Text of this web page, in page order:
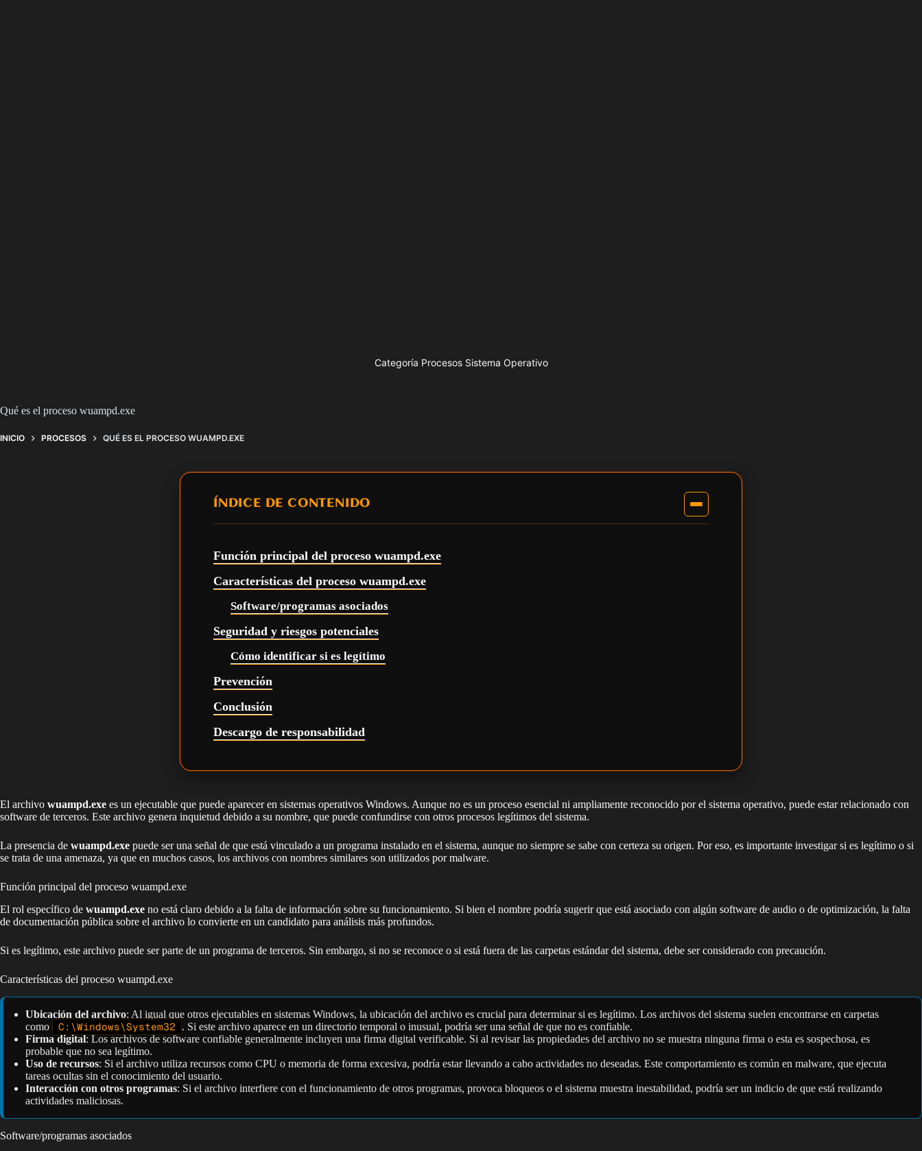
Categoría Procesos Sistema Operativo
Qué es el proceso wuampd.exe
INICIO PROCESOS QUÉ ES EL PROCESO WUAMPD.EXE
ÍNDICE DE CONTENIDO
Función principal del proceso wuampd.exe
Características del proceso wuampd.exe
Software/programas asociados
Seguridad y riesgos potenciales
Cómo identificar si es legítimo
Prevención
Conclusión
Descargo de responsabilidad
El archivo wuampd.exe es un ejecutable que puede aparecer en sistemas operativos Windows. Aunque no es un proceso esencial ni ampliamente reconocido por el sistema operativo, puede estar relacionado con
software de terceros. Este archivo genera inquietud debido a su nombre, que puede confundirse con otros procesos legítimos del sistema.
La presencia de wuampd.exe puede ser una señal de que está vinculado a un programa instalado en el sistema, aunque no siempre se sabe con certeza su origen. Por eso, es importante investigar si es legítimo o si
se trata de una amenaza, ya que en muchos casos, los archivos con nombres similares son utilizados por malware.
Función principal del proceso wuampd.exe
El rol específico de wuampd.exe no está claro debido a la falta de información sobre su funcionamiento. Si bien el nombre podría sugerir que está asociado con algún software de audio o de optimización, la falta
de documentación pública sobre el archivo lo convierte en un candidato para análisis más profundos.
Si es legítimo, este archivo puede ser parte de un programa de terceros. Sin embargo, si no se reconoce o si está fuera de las carpetas estándar del sistema, debe ser considerado con precaución.
Características del proceso wuampd.exe
Ubicación del archivo: Al igual que otros ejecutables en sistemas Windows, la ubicación del archivo es crucial para determinar si es legítimo. Los archivos del sistema suelen encontrarse en carpetas
como
C:\Windows\System32
. Si este archivo aparece en un directorio temporal o inusual, podría ser una señal de que no es confiable.
Firma digital: Los archivos de software confiable generalmente incluyen una firma digital verificable. Si al revisar las propiedades del archivo no se muestra ninguna firma o esta es sospechosa, es
probable que no sea legítimo.
Uso de recursos: Si el archivo utiliza recursos como CPU o memoria de forma excesiva, podría estar llevando a cabo actividades no deseadas. Este comportamiento es común en malware, que ejecuta
tareas ocultas sin el conocimiento del usuario.
Interacción con otros programas: Si el archivo interfiere con el funcionamiento de otros programas, provoca bloqueos o el sistema muestra inestabilidad, podría ser un indicio de que está realizando
actividades maliciosas.
Software/programas asociados